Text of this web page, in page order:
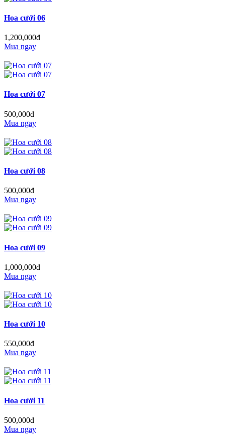
Hoa cưới 06
1,200,000đ
Mua ngay
Hoa cưới 07
500,000đ
Mua ngay
Hoa cưới 08
500,000đ
Mua ngay
Hoa cưới 09
1,000,000đ
Mua ngay
Hoa cưới 10
550,000đ
Mua ngay
Hoa cưới 11
500,000đ
Mua ngay